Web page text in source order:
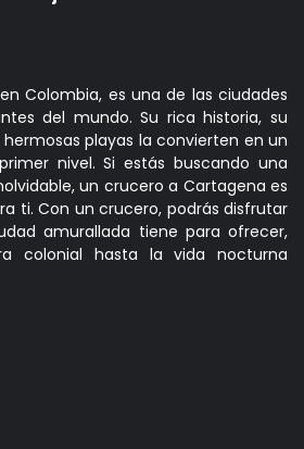
Colombia, es una de las ciudades
del mundo. Su rica historia, su
playas la convierten en un
nivel.Si estás buscando una
un crucero a Cartagena es
ti. Con un crucero, podrás disfrutar
amurallada tiene para ofrecer,
colonial hasta la vida nocturna